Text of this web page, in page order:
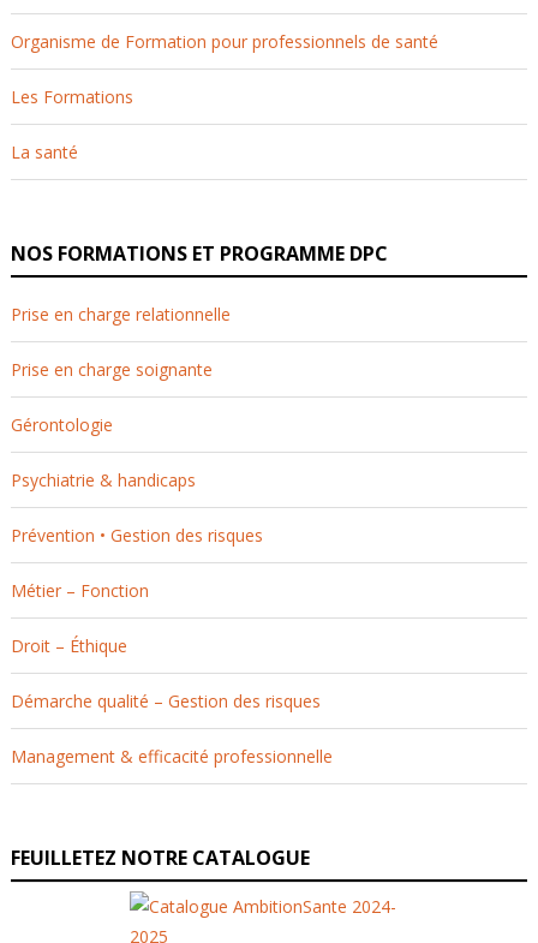
Organisme de Formation pour professionnels de santé
Les Formations
La santé
NOS FORMATIONS ET PROGRAMME DPC
Prise en charge relationnelle
Prise en charge soignante
Gérontologie
Psychiatrie & handicaps
Prévention • Gestion des risques
Métier – Fonction
Droit – Éthique
Démarche qualité – Gestion des risques
Management & efficacité professionnelle
FEUILLETEZ NOTRE CATALOGUE